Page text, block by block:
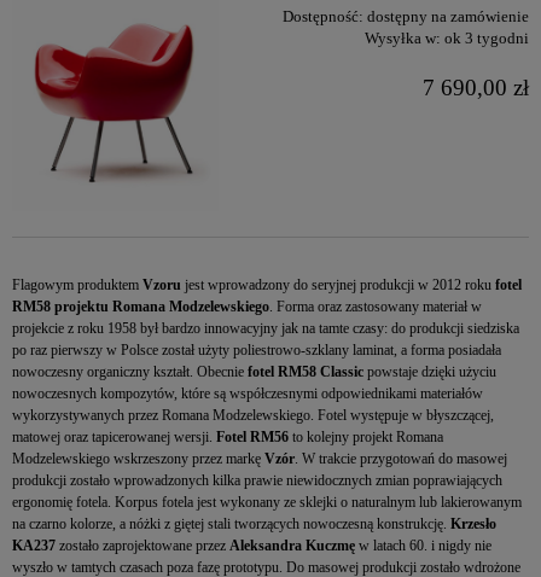
Dostępność: dostępny na zamówienie
Wysyłka w: ok 3 tygodni
7 690,00 zł
Flagowym produktem Vzoru jest wprowadzony do seryjnej produkcji w 2012 roku fotel
RM58 projektu Romana Modzelewskiego . Forma oraz zastosowany materiał w
projekcie z roku 1958 był bardzo innowacyjny jak na tamte czasy: do produkcji siedziska
po raz pierwszy w Polsce został użyty poliestrowo-szklany laminat, a forma posiadała
nowoczesny organiczny kształt. Obecnie fotel RM58 Classic powstaje dzięki użyciu
nowoczesnych kompozytów, które są współczesnymi odpowiednikami materiałów
wykorzystywanych przez Romana Modzelewskiego. Fotel występuje w błyszczącej,
matowej oraz tapicerowanej wersji. Fotel RM56 to kolejny projekt Romana
Modzelewskiego wskrzeszony przez markę Vzór . W trakcie przygotowań do masowej
produkcji zostało wprowadzonych kilka prawie niewidocznych zmian poprawiających
ergonomię fotela. Korpus fotela jest wykonany ze sklejki o naturalnym lub lakierowanym
na czarno kolorze, a nóżki z giętej stali tworzących nowoczesną konstrukcję. Krzesło
KA237 zostało zaprojektowane przez Aleksandra Kuczmę w latach 60. i nigdy nie
wyszło w tamtych czasach poza fazę prototypu. Do masowej produkcji zostało wdrożone